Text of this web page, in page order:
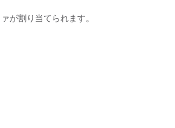
が割り当てられます。